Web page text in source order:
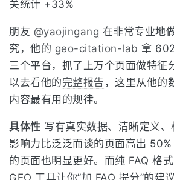
朋友 @yaojingang 在非常专业地
究，他的 geo-citation-lab 拿
三个平台，抓了上万个页面做特征
以去看他的完整报告 ，这里从他的
内容最有用的规律。
具体性 写有真实数据、清晰定义、
影响力比泛泛而谈的页面高出
的页面也明显更好。而纯 FAQ 格